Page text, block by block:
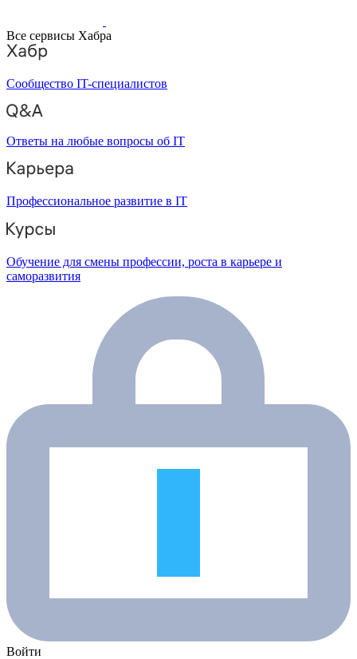
Все сервисы Хабра
Сообщество IT-специалистов
Ответы на любые вопросы об IT
Профессиональное развитие в IT
Обучение для смены профессии, роста в карьере и
саморазвития
Войти